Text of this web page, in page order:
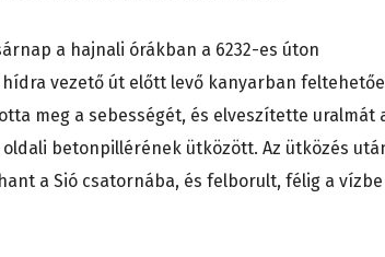
a hajnali órákban a 6232-es úton
vezető út előtt levő kanyarban
meg a sebességét, és elveszítette uralmát
betonpillérének ütközött. Az ütközés
a Sió csatornába, és felborult, félig a vízbe